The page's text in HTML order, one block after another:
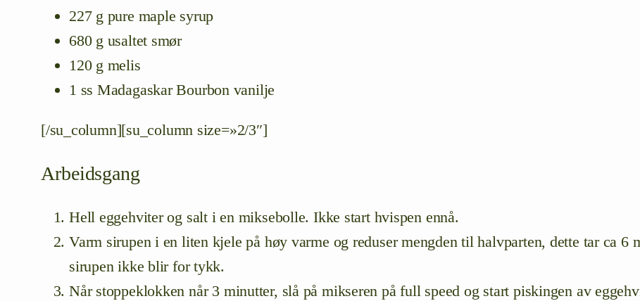
227 g pure maple syrup
680 g usaltet smør
120 g melis
1 ss Madagaskar Bourbon vanilje
[/su_column][su_column size=»2/3″]
Arbeidsgang
Hell eggehviter og salt i en miksebolle. Ikke start hvispen ennå.
Varm sirupen i en liten kjele på høy varme og reduser mengden til halvparten, dette tar ca
sirupen ikke blir for tykk.
Når stoppeklokken når 3 minutter, slå på mikseren på full speed og start piskingen av